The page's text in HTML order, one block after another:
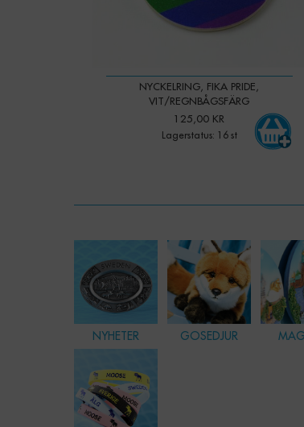
NYCKELRING, FIKA PRIDE,
VIT/REGNBÅGSFÄRG
125,00 KR
Lagerstatus: 16 st
NYHETER GOSEDJUR